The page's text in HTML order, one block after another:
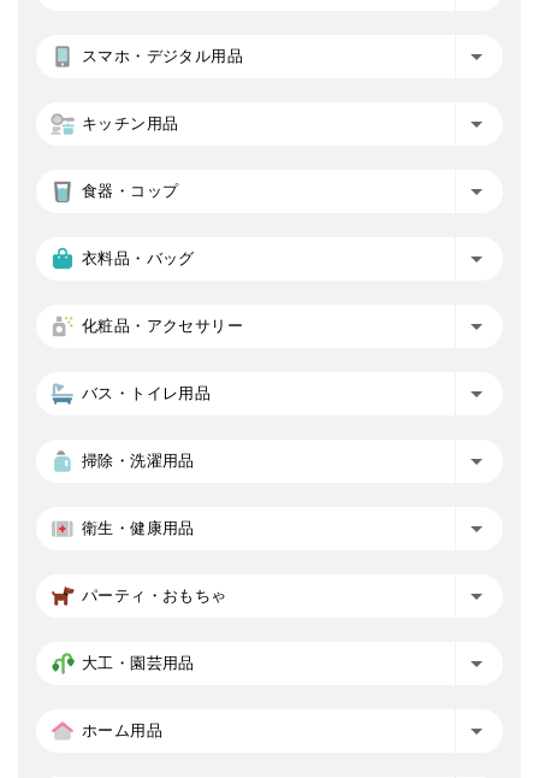
スマホ・デジタル用品
キッチン用品
食器・コップ
衣料品・バッグ
化粧品・アクセサリー
バス・トイレ用品
掃除・洗濯用品
衛生・健康用品
パーティ・おもちゃ
大工・園芸用品
ホーム用品